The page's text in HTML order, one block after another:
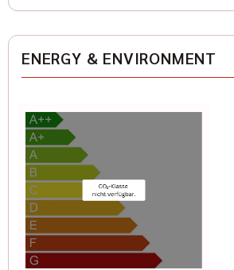
• LEISTUNGLEISTUNG 85 PS
• Werksgarantie 2 Jahre
Scheinwerfer, LED-Rücklicht/-
• ELEKTRONISCHE ANZEIGENANZEIGEN 4-
mit Tachometer, Kontrollleuchten und
plus assembly and delivery costs 490.-€
Visit us on the Internet at
Errors, changes and prior sale reserved
We are looking forward to your contact.
Pascal Halbroth: (089) 427164-19
ENERGY & ENVIRONMENT